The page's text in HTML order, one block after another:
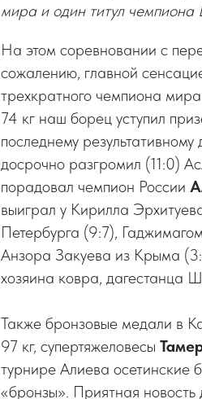
мира и один титул чемпиона
На этом соревновании с
сожалению, главной
трехкратного чемпиона мира
74 кг наш борец уступил
последнему
досрочно разгромил (11:0)
порадовал чемпион России
выиграл у Кирилла
Петербурга (9:7),
Анзора Закуева из Крыма
хозяина ковра, дагестанца
Также бронзовые медали в
97 кг, супертяжеловесы
турнире Алиева осетинские
«бронзы». Приятная